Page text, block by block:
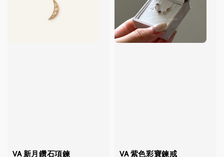
VA 新月鑽石項鍊 VA 紫色彩寶鍊戒